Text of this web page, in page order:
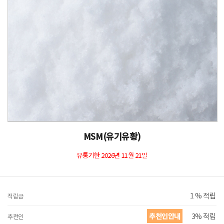
MSM(유기유황)
유통기한 2026년 11월 21일
적립금 1 % 적립
추천인 추천인안내 3% 적립